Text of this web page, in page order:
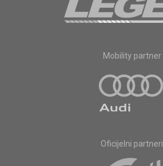
Mobility partner
Oficijelni partneri